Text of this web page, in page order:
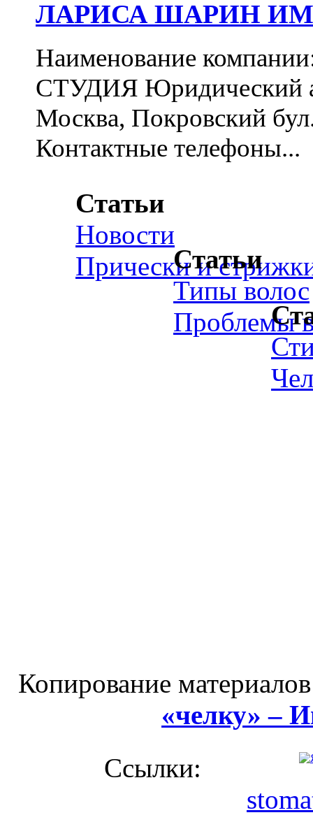
ЛАРИСА ШАРИН
Наименование
СТУДИЯ Юридический
Москва, Покровский
Контактные телефоны...
Статьи
Новости
Прически иСтатьи
Типы волос
Проблемы
Копирование
«челку» –
Ссылки: